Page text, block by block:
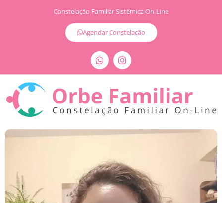
Constelação Familiar Sistêmica On-Line
Agendar Constelação